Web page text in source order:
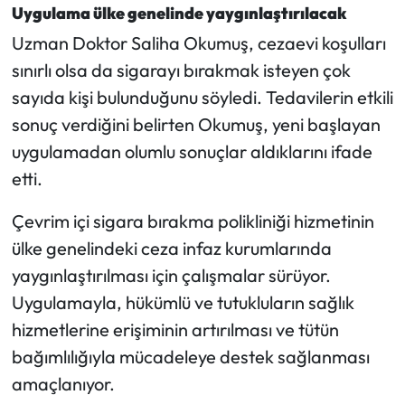
Uygulama ülke genelinde yaygınlaştırılacak
Uzman Doktor Saliha Okumuş, cezaevi koşulları
sınırlı olsa da sigarayı bırakmak isteyen çok
sayıda kişi bulunduğunu söyledi. Tedavilerin etkili
sonuç verdiğini belirten Okumuş, yeni başlayan
uygulamadan olumlu sonuçlar aldıklarını ifade
etti.
Çevrim içi sigara bırakma polikliniği hizmetinin
ülke genelindeki ceza infaz kurumlarında
yaygınlaştırılması için çalışmalar sürüyor.
Uygulamayla, hükümlü ve tutukluların sağlık
hizmetlerine erişiminin artırılması ve tütün
bağımlılığıyla mücadeleye destek sağlanması
amaçlanıyor.